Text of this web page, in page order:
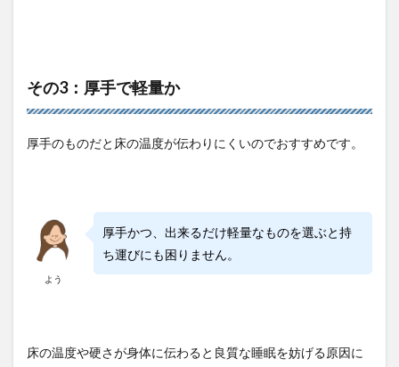
その3：厚手で軽量か
厚手のものだと床の温度が伝わりにくいのでおすすめです。
よう
厚手かつ、出来るだけ軽量なものを選ぶと持
ち運びにも困りません。
床の温度や硬さが身体に伝わると良質な睡眠を妨げる原因に